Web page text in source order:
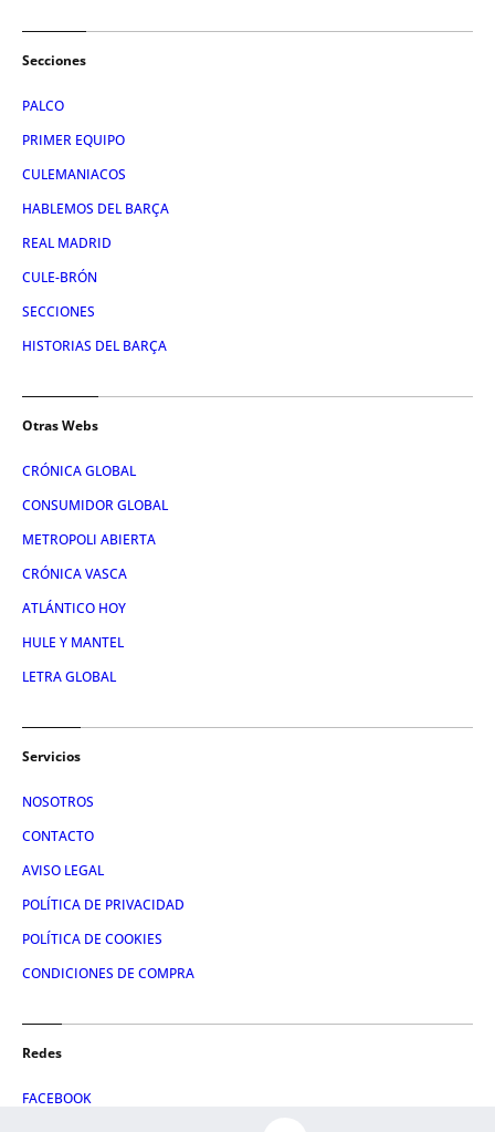
Secciones
PALCO
PRIMER EQUIPO
CULEMANIACOS
HABLEMOS DEL BARÇA
REAL MADRID
CULE-BRÓN
SECCIONES
HISTORIAS DEL BARÇA
Otras Webs
CRÓNICA GLOBAL
CONSUMIDOR GLOBAL
METROPOLI ABIERTA
CRÓNICA VASCA
ATLÁNTICO HOY
HULE Y MANTEL
LETRA GLOBAL
Servicios
NOSOTROS
CONTACTO
AVISO LEGAL
POLÍTICA DE PRIVACIDAD
POLÍTICA DE COOKIES
CONDICIONES DE COMPRA
Redes
FACEBOOK